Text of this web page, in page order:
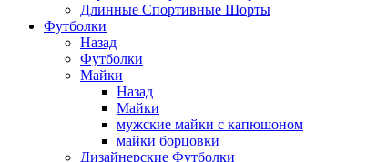
Длинные Спортивные Шорты
Футболки
Назад
Футболки
Майки
Назад
Майки
мужские майки с капюшоном
майки борцовки
Дизайнерские Футболки